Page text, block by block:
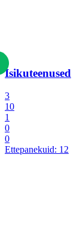
Isikuteenused
3
10
1
0
0
Ettepanekuid: 12